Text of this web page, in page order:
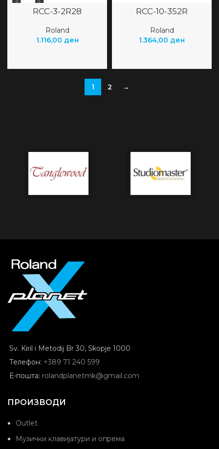
RCC-3-2R28
Roland
1.116,00 ден
RCC-10-352R
Roland
1.364,00 ден
1 2 →
Sv. Kiril i Metodij Br 30, Skopje 1000
Телефон: +389 71 240 599
Е-пошта: rolandplanetmk@gmail.com
ПРОИЗВОДИ
Outlet
Музички клавијатури и опрема